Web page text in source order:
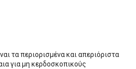
τα περιορισμένα και απεριόριστα
για μη κερδοσκοπικούς